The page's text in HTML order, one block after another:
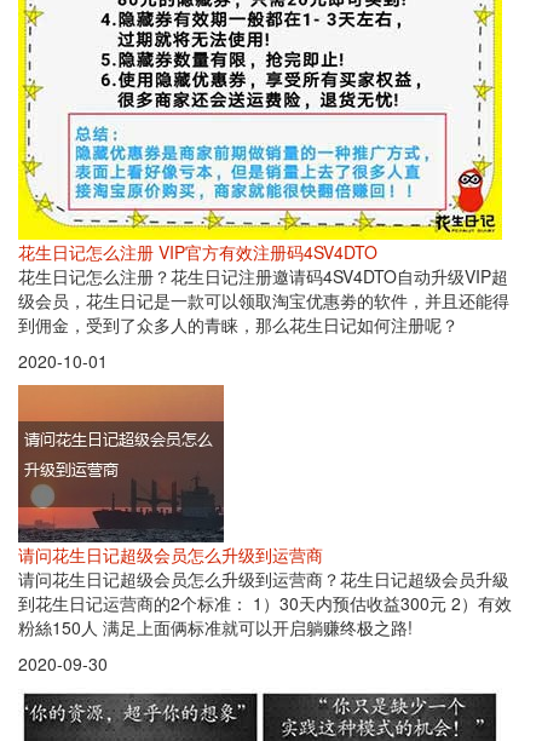
花生日记怎么注册 VIP官方有效注册码4SV4DTO
花生日记怎么注册？花生日记注册邀请码4SV4DTO自动升级VIP超
级会员，花生日记是一款可以领取淘宝优惠劵的软件，并且还能得
到佣金，受到了众多人的青睐，那么花生日记如何注册呢？
2020-10-01
请问花生日记超级会员怎么升级到运营商
请问花生日记超级会员怎么升级到运营商？花生日记超级会员升級
到花生日记运营商的2个标准： 1）30天内预估收益300元 2）有效
粉絲150人 满足上面俩标准就可以开启躺赚终极之路!
2020-09-30